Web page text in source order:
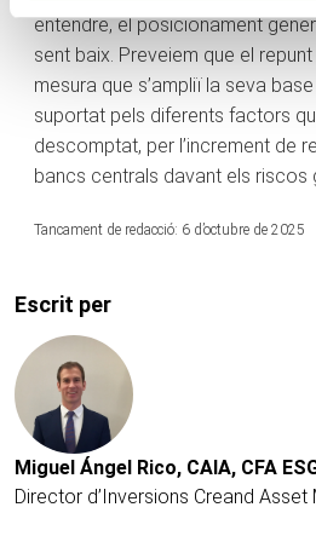
entendre, el posicionament
sent baix. Preveiem que el
mesura que s’ampliï la seva
suportat pels diferents factors
descomptat, per l’increment de
bancs centrals davant els riscos
Tancament de redacció: 6 d’octubre de 2025
Escrit per
Miguel Ángel Rico, CAIA, CFA
Director d’Inversions Creand